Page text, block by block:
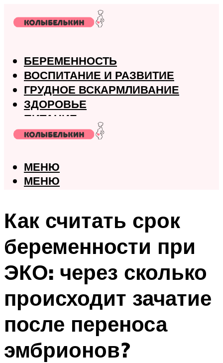
БЕРЕМЕННОСТЬ
ВОСПИТАНИЕ И РАЗВИТИЕ
ГРУДНОЕ ВСКАРМЛИВАНИЕ
ЗДОРОВЬЕ
ПИТАНИЕ
РОДЫ
МЕНЮ
МЕНЮ
Как считать срок
беременности при
ЭКО: через сколько
происходит зачатие
после переноса
эмбрионов?